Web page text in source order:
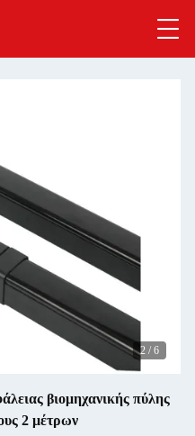
2 / 6
βιομηχανικής πύλης
2 μέτρων